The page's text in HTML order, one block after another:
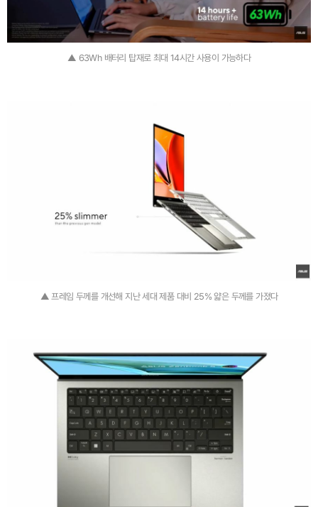
▲ 63Wh 배터리 탑재로 최대 14시간 사용이 가능하다
▲ 프레임 두께를 개선해 지난 세대 제품 대비 25% 얇은 두께를 가졌다